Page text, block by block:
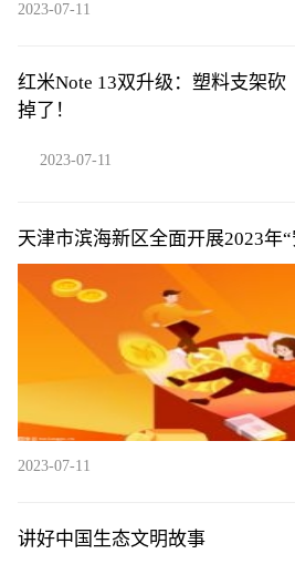
2023-07-11
红米Note 13双升级：塑料支架砍
掉了！
2023-07-11
天津市滨海新区全面开展2023年
2023-07-11
讲好中国生态文明故事